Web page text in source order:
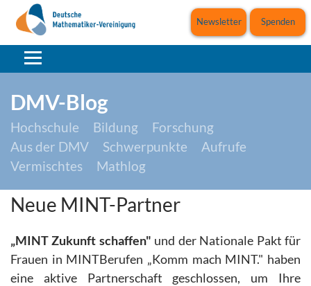
Spenden
Newsletter
DMV-Blog
Hochschule Bildung
Forschung
Aus der DMV
Schwerpunkte
Aufrufe
Vermischtes
Mathlog
Neue MINT-Partner
„MINT Zukunft schaffen" und der Nationale Pakt für
Frauen in MINTBerufen „Komm mach MINT." haben
eine aktive Partnerschaft geschlossen, um Ihre